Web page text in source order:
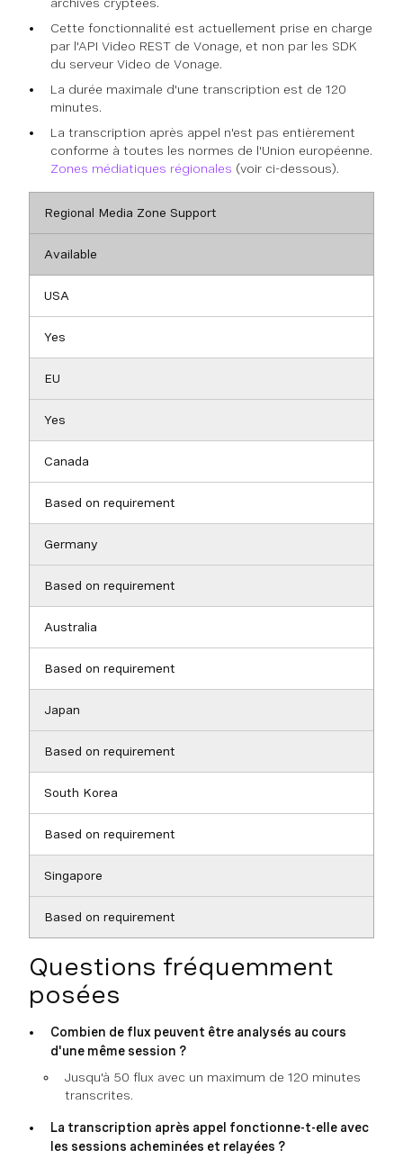
Cette fonctionnalité est actuellement prise en charge
par l'API Video REST de Vonage, et non par les SDK
du serveur Video de Vonage.
La durée maximale d'une transcription est de 120
minutes.
La transcription après appel n'est pas entièrement
conforme à toutes les normes de l'Union européenne.
Zones médiatiques régionales (voir ci-dessous).
Regional Media Zone Support
Available
USA
Yes
EU
Yes
Canada
Based on requirement
Germany
Based on requirement
Australia
Based on requirement
Japan
Based on requirement
South Korea
Based on requirement
Singapore
Based on requirement
Questions fréquemment
posées
Combien de flux peuvent être analysés au cours
d'une même session ?
Jusqu'à 50 flux avec un maximum de 120 minutes
transcrites.
La transcription après appel fonctionne-t-elle avec
les sessions acheminées et relayées ?